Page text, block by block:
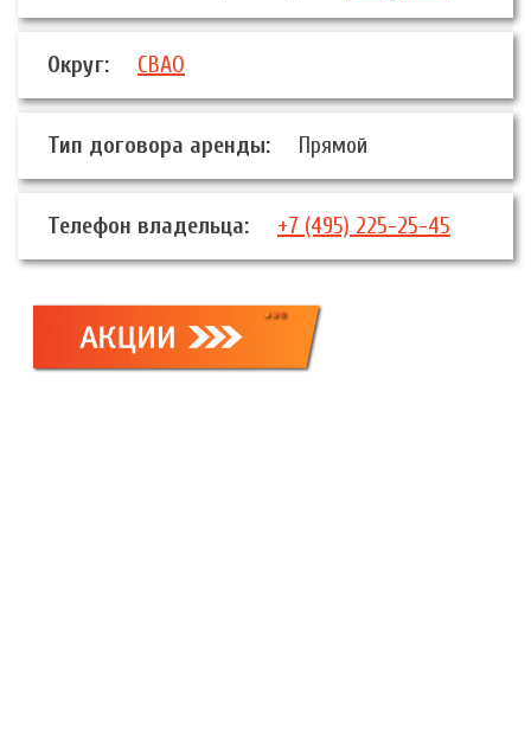
Округ: СВАО
Тип договора аренды: Прямой
Телефон владельца: +7 (495) 225-25-45